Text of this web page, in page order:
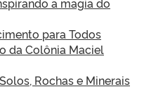
para Todos
da Colônia Maciel
Rochas e Minerais